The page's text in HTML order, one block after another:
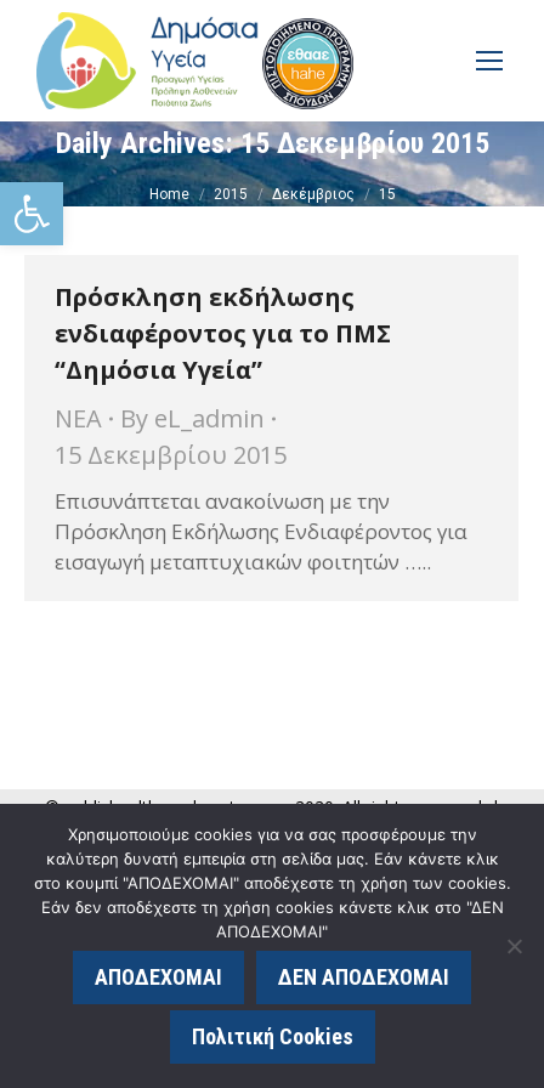
Ανοίξτε τη γραμμή
Daily Archives:15 Δεκεμβρίου 2015
You are here:
Home 2015 Δεκέμβριος 15
Πρόσκληση εκδήλωσης
ενδιαφέροντος για το ΠΜΣ
“Δημόσια Υγεία”
ΝΕΑ
By eL_admin
15 Δεκεμβρίου 2015
Επισυνάπτεται ανακοίνωση με την
Πρόσκληση Εκδήλωσης Ενδιαφέροντος για
εισαγωγή μεταπτυχιακών φοιτητών …..
© publichealth.med.upatras.gr - 2020. All rights reserved. |
κατασκευή ιστοσελίδας eLogic.gr
Χρησιμοποιούμε cookies για να σας προσφέρουμε την
καλύτερη δυνατή εμπειρία στη σελίδα μας. Εάν κάνετε κλικ
στο κουμπί "ΑΠΟΔΕΧΟΜΑΙ" αποδέχεστε τη χρήση των cookies.
Εάν δεν αποδέχεστε τη χρήση cookies κάνετε κλικ στο "ΔΕΝ
ΑΠΟΔΕΧΟΜΑΙ"
ΑΠΟΔΕΧΟΜΑΙ ΔΕΝ ΑΠΟΔΕΧΟΜΑΙ
Πολιτική Cookies